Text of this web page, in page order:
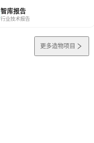
智库报告
行业技术报告
更多造物项目